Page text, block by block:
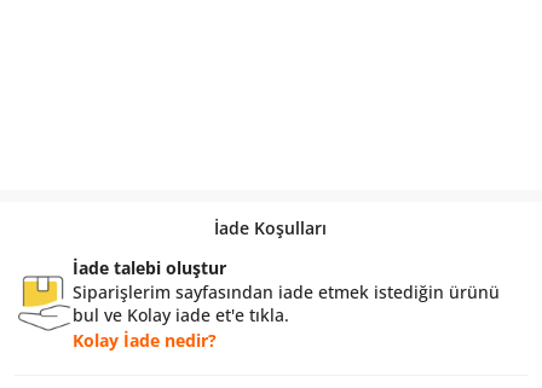
İade Koşulları
İade talebi oluştur
Siparişlerim sayfasından iade etmek istediğin ürünü
bul ve Kolay iade et'e tıkla.
Kolay İade nedir?